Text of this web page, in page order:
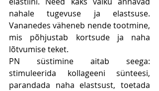
nahale tugevuse ja elastsuse.
Vananedes väheneb nende tootmine,
mis põhjustab kortsude ja naha
lõtvumise teket.
PN süstimine aitab seega:
stimuleerida kollageeni sünteesi,
parandada naha elastsust, toetada